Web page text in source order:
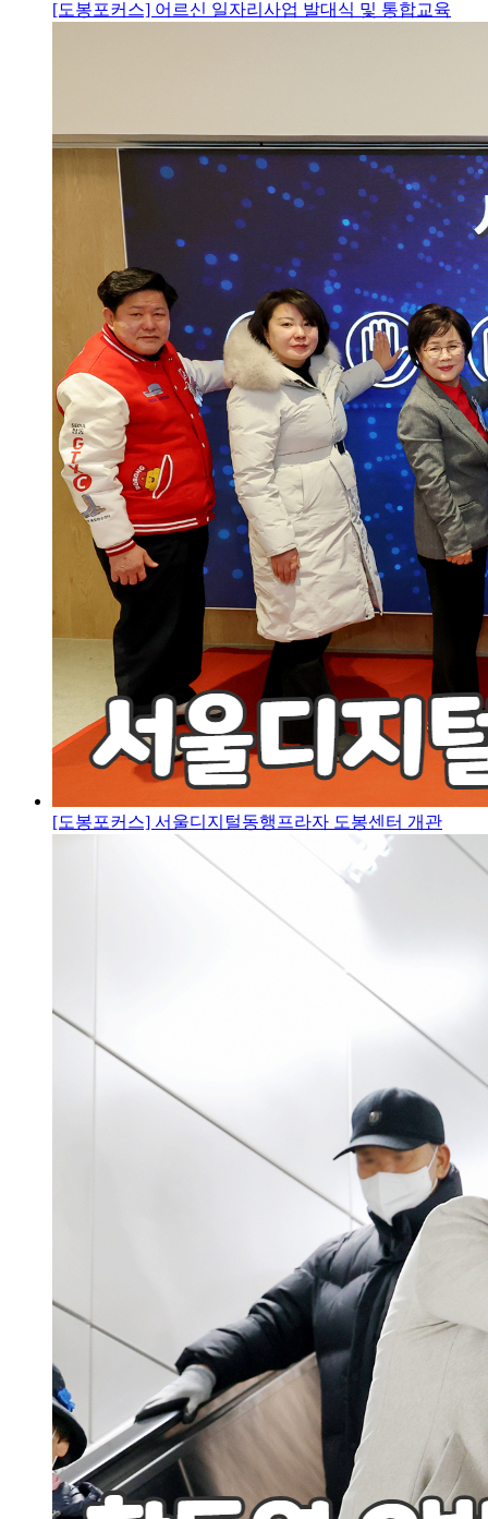
[도봉포커스] 어르신 일자리사업 발대식 및 통합교육
[도봉포커스] 서울디지털동행프라자 도봉센터 개관